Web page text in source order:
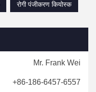
रोगी पंजीकरण कियोस्क
Mr. Frank Wei
+86-186-6457-6557